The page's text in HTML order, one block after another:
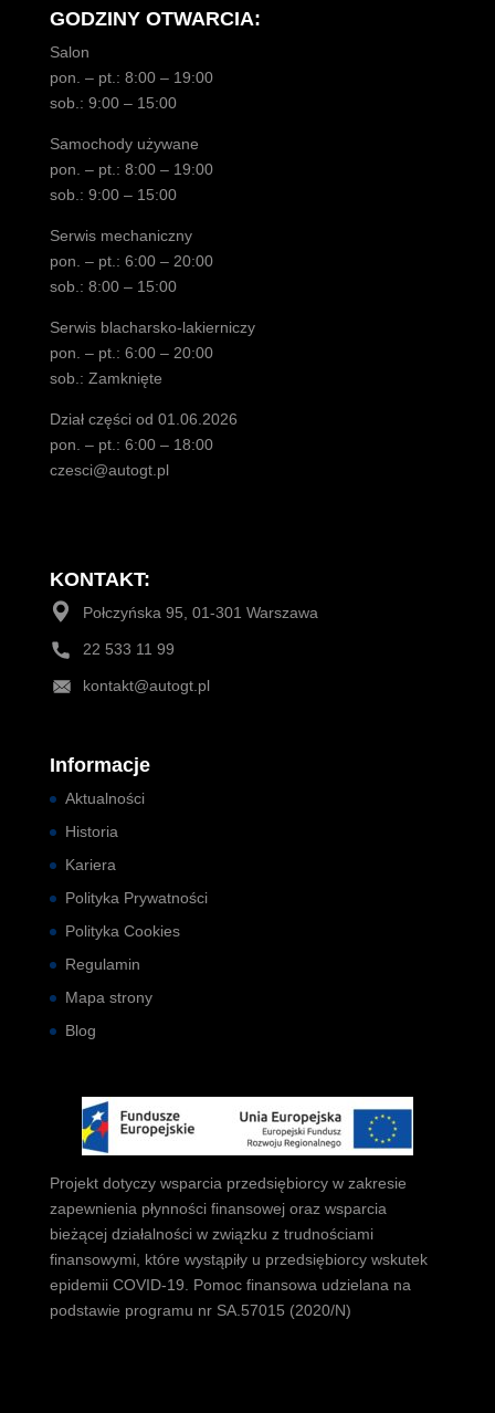
GODZINY OTWARCIA:
Salon
pon. – pt.: 8:00 – 19:00
sob.: 9:00 – 15:00
Samochody używane
pon. – pt.: 8:00 – 19:00
sob.: 9:00 – 15:00
Serwis mechaniczny
pon. – pt.: 6:00 – 20:00
sob.: 8:00 – 15:00
Serwis blacharsko-lakierniczy
pon. – pt.: 6:00 – 20:00
sob.: Zamknięte
Dział części od 01.06.2026
pon. – pt.: 6:00 – 18:00
czesci@autogt.pl
KONTAKT:
Połczyńska 95, 01-301 Warszawa
22 533 11 99
kontakt@autogt.pl
Informacje
Aktualności
Historia
Kariera
Polityka Prywatności
Polityka Cookies
Regulamin
Mapa strony
Blog
Projekt dotyczy wsparcia przedsiębiorcy w zakresie
zapewnienia płynności finansowej oraz wsparcia
bieżącej działalności w związku z trudnościami
finansowymi, które wystąpiły u przedsiębiorcy wskutek
epidemii COVID-19. Pomoc finansowa udzielana na
podstawie programu nr SA.57015 (2020/N)